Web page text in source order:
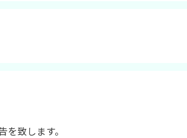
致します。